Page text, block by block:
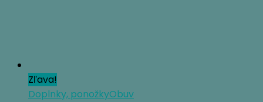
Zľava!
Doplnky, ponožkyObuv